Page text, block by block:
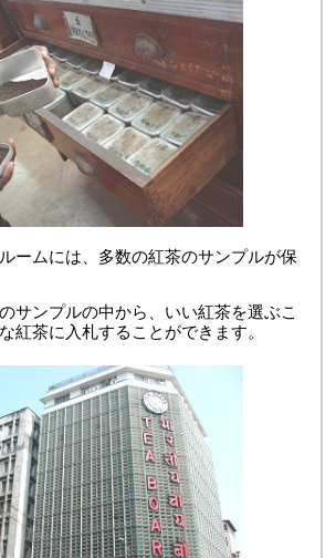
ームには、多数の紅茶のサンプルが保
サンプルの中から、いい紅茶を選ぶこ
紅茶に入札することができます。